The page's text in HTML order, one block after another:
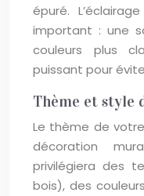
épuré.
important : une
couleurs plus
puissant pour
Thème et style
Le thème de
décoration
privilégiera des
bois), des